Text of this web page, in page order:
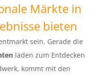
Märkte in
bieten
sein. Gerade die
laden zum Entdecken
kommt mit den